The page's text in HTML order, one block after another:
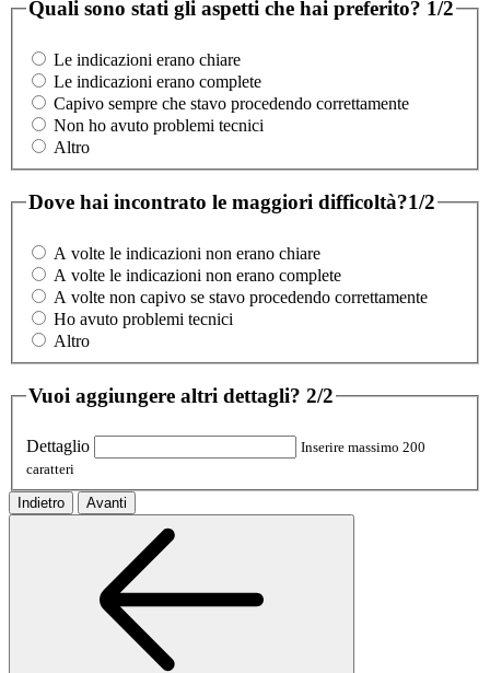
Quali sono stati gli aspetti che hai preferito? 1/2
Le indicazioni erano chiare
Le indicazioni erano complete
Capivo sempre che stavo procedendo correttamente
Non ho avuto problemi tecnici
Altro
Dove hai incontrato le maggiori difficoltà?1/2
A volte le indicazioni non erano chiare
A volte le indicazioni non erano complete
A volte non capivo se stavo procedendo correttamente
Ho avuto problemi tecnici
Altro
Vuoi aggiungere altri dettagli? 2/2
Dettaglio
Inserire massimo 200
caratteri
Indietro Avanti